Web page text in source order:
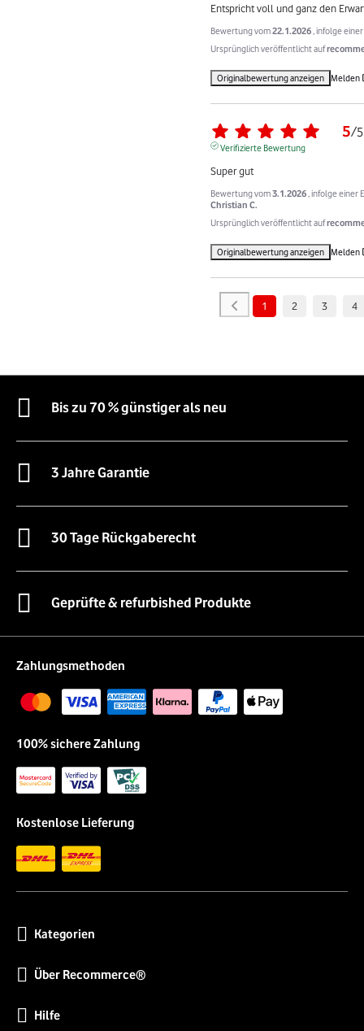
Entspricht voll und ganz den
Bewertung vom22.1.2026 , infolge
Ursprünglich veröffentlicht auf
Originalbewertung anzeigen Melden
5/5
Verifizierte Bewertung
Super gut
Bewertung vom3.1.2026 , infolge einer
Christian C.
Ursprünglich veröffentlicht auf
Originalbewertung anzeigen Melden
1 2 3 4
Bis zu 70 % günstiger als neu
3 Jahre Garantie
30 Tage Rückgaberecht
Geprüfte & refurbished Produkte
Zahlungsmethoden
100% sichere Zahlung
Kostenlose Lieferung
Kategorien
Über Recommerce®
Hilfe